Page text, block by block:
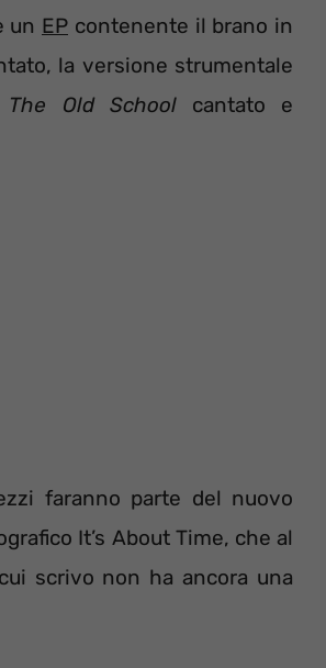
un EP contenente il brano in
la versione strumentale
Old Schoolcantato e
faranno parte del nuovo
It’s About Time, che al
scrivo non ha ancora una